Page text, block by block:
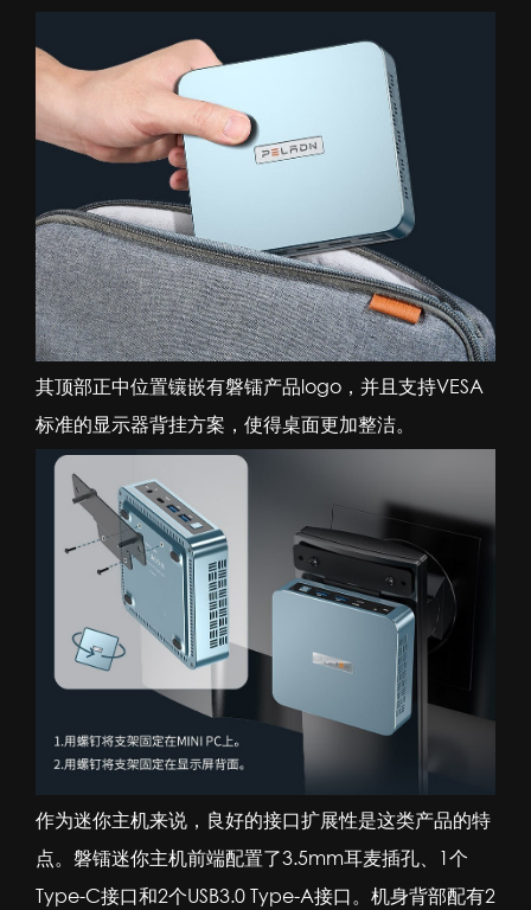
其顶部正中位置镶嵌有磐镭产品logo，并且支持VESA
标准的显示器背挂方案，使得桌面更加整洁。
作为迷你主机来说，良好的接口扩展性是这类产品的特
点。磐镭迷你主机前端配置了3.5mm耳麦插孔、1个
Type-C接口和2个USB3.0 Type-A接口。机身背部配有2